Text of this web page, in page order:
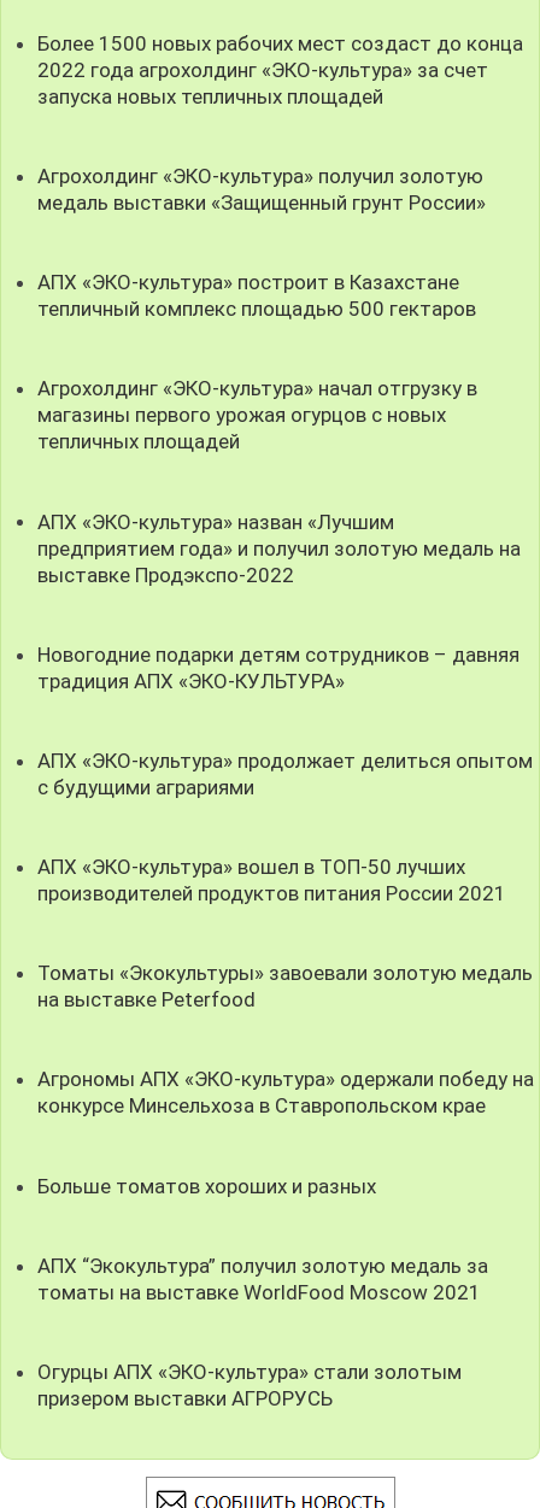
Более 1500 новых рабочих мест создаст до конца
2022 года агрохолдинг «ЭКО-культура» за счет
запуска новых тепличных площадей
Агрохолдинг «ЭКО-культура» получил золотую
медаль выставки «Защищенный грунт России»
АПХ «ЭКО-культура» построит в Казахстане
тепличный комплекс площадью 500 гектаров
Агрохолдинг «ЭКО-культура» начал отгрузку в
магазины первого урожая огурцов с новых
тепличных площадей
АПХ «ЭКО-культура» назван «Лучшим
предприятием года» и получил золотую медаль на
выставке Продэкспо-2022
Новогодние подарки детям сотрудников – давняя
традиция АПХ «ЭКО-КУЛЬТУРА»
АПХ «ЭКО-культура» продолжает делиться опытом
с будущими аграриями
АПХ «ЭКО-культура» вошел в ТОП-50 лучших
производителей продуктов питания России 2021
Томаты «Экокультуры» завоевали золотую медаль
на выставке Peterfood
Агрономы АПХ «ЭКО-культура» одержали победу на
конкурсе Минсельхоза в Ставропольском крае
Больше томатов хороших и разных
АПХ “Экокультура” получил золотую медаль за
томаты на выставке WorldFood Moscow 2021
Огурцы АПХ «ЭКО-культура» стали золотым
призером выставки АГРОРУСЬ